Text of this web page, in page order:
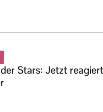
Stars: Jetzt reagiert